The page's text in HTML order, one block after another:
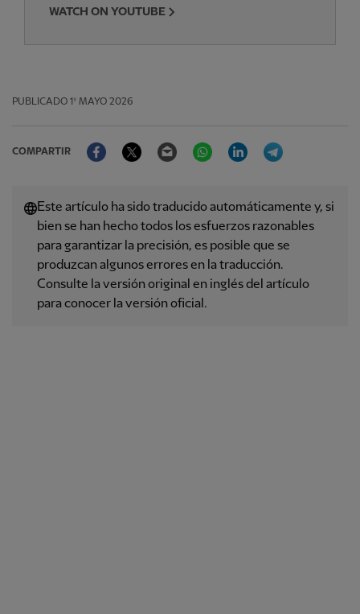
WATCH ON YOUTUBE
PUBLICADO 1º MAYO 2026
COMPARTIR
FacebookTwitter Email WhatsAppLinkedIn
Este artículo ha sido traducido automáticamente y, si
bien se han hecho todos los esfuerzos razonables
para garantizar la precisión, es posible que se
produzcan algunos errores en la traducción.
Consulte la versión original en inglés del artículo
para conocer la versión oficial.